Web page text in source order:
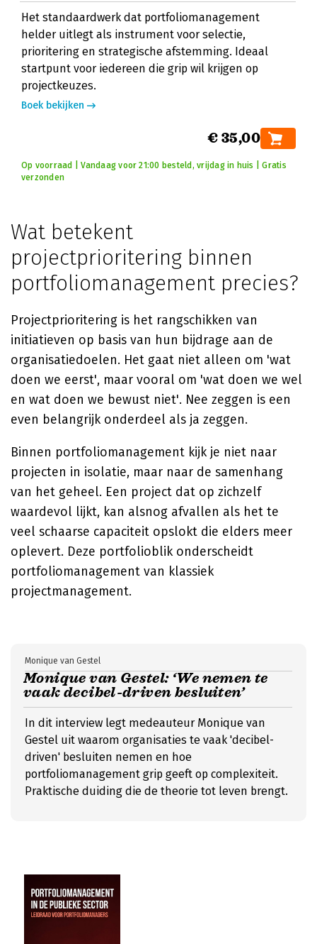
Het standaardwerk dat portfoliomanagement
helder uitlegt als instrument voor selectie,
prioritering en strategische afstemming. Ideaal
startpunt voor iedereen die grip wil krijgen op
projectkeuzes.
Boek bekijken
€ 35,00
Op voorraad | Vandaag voor 21:00 besteld, vrijdag in huis | Gratis
verzonden
Wat betekent
projectprioritering binnen
portfoliomanagement precies?
Projectprioritering is het rangschikken van
initiatieven op basis van hun bijdrage aan de
organisatiedoelen. Het gaat niet alleen om 'wat
doen we eerst', maar vooral om 'wat doen we wel
en wat doen we bewust niet'. Nee zeggen is een
even belangrijk onderdeel als ja zeggen.
Binnen portfoliomanagement kijk je niet naar
projecten in isolatie, maar naar de samenhang
van het geheel. Een project dat op zichzelf
waardevol lijkt, kan alsnog afvallen als het te
veel schaarse capaciteit opslokt die elders meer
oplevert. Deze portfolioblik onderscheidt
portfoliomanagement van klassiek
projectmanagement.
Monique van Gestel: ‘We nemen te
vaak decibel-driven besluiten’
Monique van Gestel
In dit interview legt medeauteur Monique van
Gestel uit waarom organisaties te vaak 'decibel-
driven' besluiten nemen en hoe
portfoliomanagement grip geeft op complexiteit.
Praktische duiding die de theorie tot leven brengt.